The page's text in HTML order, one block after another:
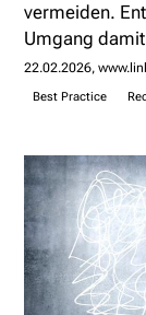
vermeiden.
Umgang
22.02.2026
Best Practice